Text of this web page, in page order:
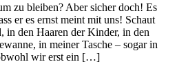
zu bleiben? Aber sicher doch! Es
er es ernst meint mit uns! Schaut
in den Haaren der Kinder, in den
in meiner Tasche – sogar in
wir erst ein […]